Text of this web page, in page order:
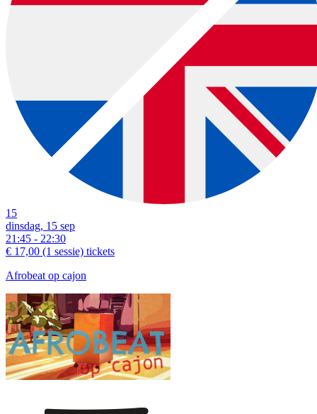
15
dinsdag, 15 sep
21:45 - 22:30
€ 17,00 (1 sessie) tickets
Afrobeat op cajon